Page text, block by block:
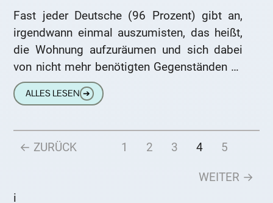
Fast jeder Deutsche (96 Prozent) gibt an,
irgendwann einmal auszumisten, das heißt,
die Wohnung aufzuräumen und sich dabei
von nicht mehr benötigten Gegenständen zu
trennen. Dabei misten die Deutschen
durchaus
ALLES LESEN ➔
← ZURÜCK 1 2 3 4 5
WEITER →
i